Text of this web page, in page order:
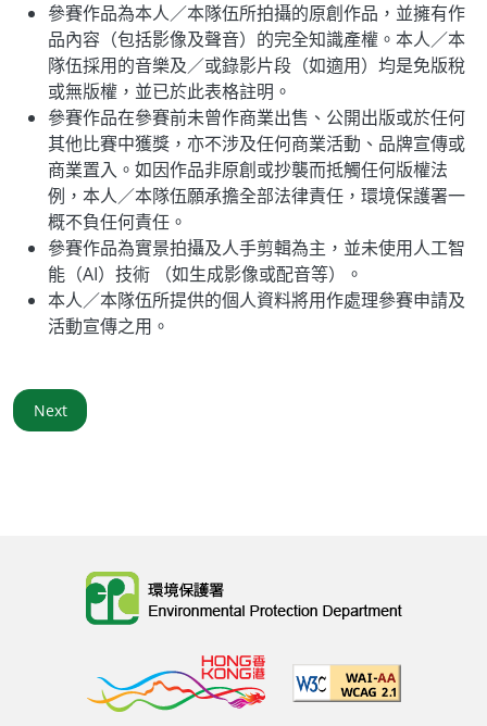
參賽作品為本人／本隊伍所拍攝的原創作品，並擁有作
品內容（包括影像及聲音）的完全知識產權。本人／本
隊伍採用的音樂及／或錄影片段（如適用）均是免版稅
或無版權，並已於此表格註明。
參賽作品在參賽前未曾作商業出售、公開出版或於任何
其他比賽中獲獎，亦不涉及任何商業活動、品牌宣傳或
商業置入。如因作品非原創或抄襲而抵觸任何版權法
例，本人／本隊伍願承擔全部法律責任，環境保護署一
概不負任何責任。
參賽作品為實景拍攝及人手剪輯為主，並未使用人工智
能（AI）技術 （如生成影像或配音等）。
本人／本隊伍所提供的個人資料將用作處理參賽申請及
活動宣傳之用。
Next